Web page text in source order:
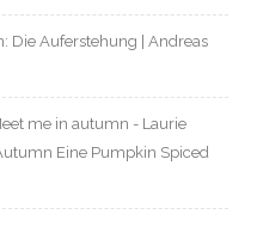
Die Auferstehung | Andreas
me in autumn - Laurie
Eine Pumpkin Spiced